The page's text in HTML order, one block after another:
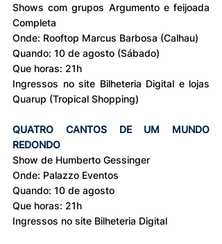
Shows com grupos Argumento e feijoada
Completa
Onde: Rooftop Marcus Barbosa (Calhau)
Quando: 10 de agosto (Sábado)
Que horas: 21h
Ingressos no site Bilheteria Digital e lojas
Quarup (Tropical Shopping)
QUATRO CANTOS DE UM MUNDO
REDONDO
Show de Humberto Gessinger
Onde: Palazzo Eventos
Quando: 10 de agosto
Que horas: 21h
Ingressos no site Bilheteria Digital